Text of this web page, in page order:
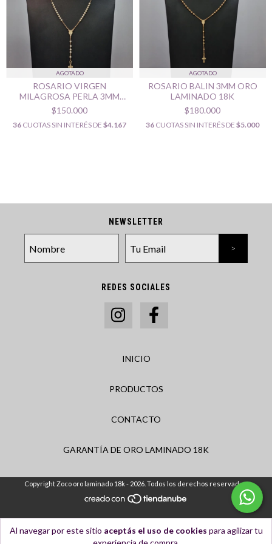
Al navegar por este sitio aceptás el uso de cookies para agilizar tu
AGOTADO
ROSARIO VIRGEN
MILAGROSA PERLA 3MM
ORO LAMINADO 18K
$150.000
36 CUOTAS SIN INTERÉS DE $4.167
AGOTADO
ROSARIO BALIN 3MM ORO
LAMINADO 18K
$180.000
36 CUOTAS SIN INTERÉS DE $5.000
NEWSLETTER
REDES SOCIALES
INICIO
PRODUCTOS
CONTACTO
GARANTÍA DE ORO LAMINADO 18K
Copyright Zoco oro laminado 18k - 2026. Todos los derechos reservados.